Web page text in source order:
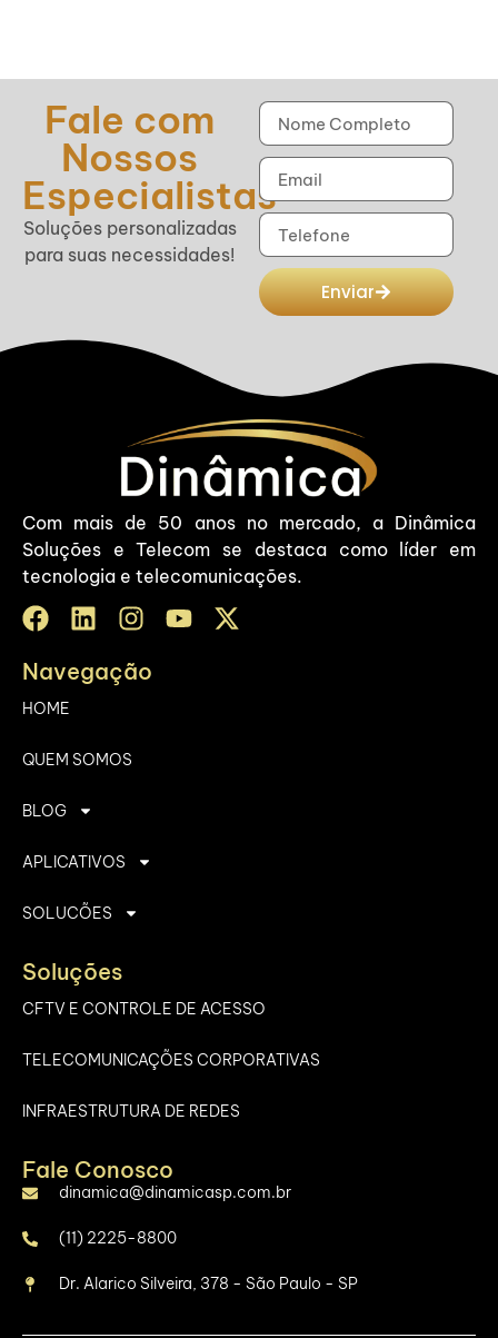
Fale com
Nossos
Especialistas
Soluções personalizadas
para suas necessidades!
Enviar
Com mais de 50 anos no mercado, a Dinâmica
Soluções e Telecom se destaca como líder em
tecnologia e telecomunicações.
Navegação
HOME
QUEM SOMOS
BLOG
APLICATIVOS
SOLUCÕES
Soluções
CFTV E CONTROLE DE ACESSO
TELECOMUNICAÇÕES CORPORATIVAS
INFRAESTRUTURA DE REDES
Fale Conosco
dinamica@dinamicasp.com.br
(11) 2225-8800
Dr. Alarico Silveira, 378 - São Paulo - SP